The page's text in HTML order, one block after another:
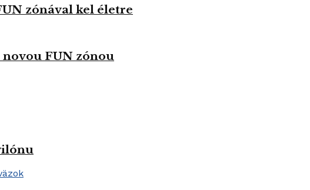
zónával kel életre
FUN zónou